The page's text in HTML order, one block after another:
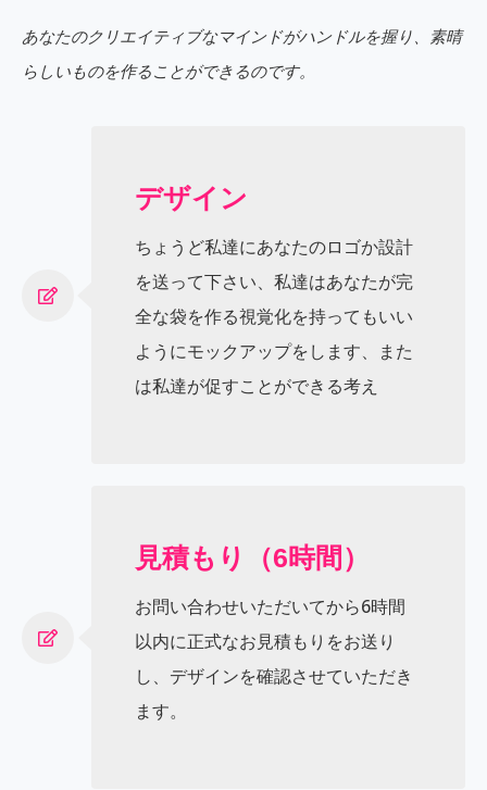
あなたのクリエイティブなマインドがハンドルを握り、素晴
らしいものを作ることができるのです。
デザイン
ちょうど私達にあなたのロゴか設計
を送って下さい、私達はあなたが完
全な袋を作る視覚化を持ってもいい
ようにモックアップをします、また
は私達が促すことができる考え
見積もり（6時間）
お問い合わせいただいてから6時間
以内に正式なお見積もりをお送り
し、デザインを確認させていただき
ます。